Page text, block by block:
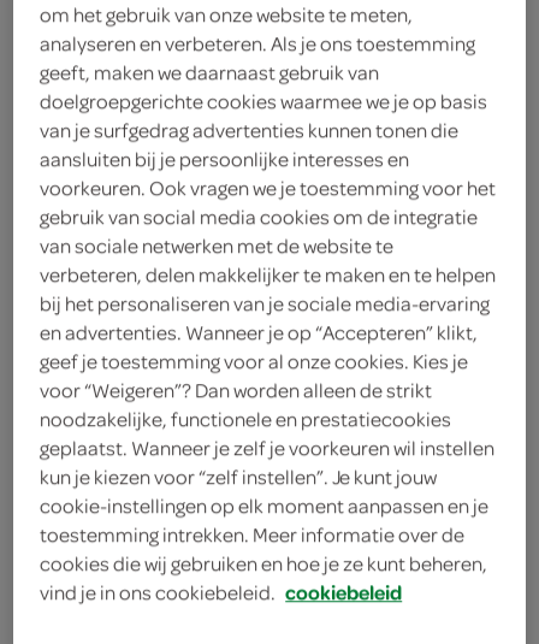
Conimex soep Tom Kha
Kai
Conimex
570 Milliliter
Let op: aanbiedingen zijn niet zichtbaar bij de
producten, maar worden wél automatisch
verwerkt in de winkelmand.
de Oosterse keuken thuis‎
deze Tom Kha Kai van Conimex is een licht
pittige Thaise kippensoep
bereid met kokosmelk, rode paprika, lente-ui en
geurige smaakmakers zoals gember en
om het gebruik van onze website te meten,
analyseren en verbeteren. Als je ons toestemming
geeft, maken we daarnaast gebruik van
doelgroepgerichte cookies waarmee we je op basis
van je surfgedrag advertenties kunnen tonen die
aansluiten bij je persoonlijke interesses en
voorkeuren. Ook vragen we je toestemming voor het
gebruik van social media cookies om de integratie
van sociale netwerken met de website te
verbeteren, delen makkelijker te maken en te helpen
bij het personaliseren van je sociale media-ervaring
en advertenties. Wanneer je op “Accepteren” klikt,
geef je toestemming voor al onze cookies. Kies je
voor “Weigeren”? Dan worden alleen de strikt
noodzakelijke, functionele en prestatiecookies
geplaatst. Wanneer je zelf je voorkeuren wil instellen
kun je kiezen voor “zelf instellen”. Je kunt jouw
cookie-instellingen op elk moment aanpassen en je
toestemming intrekken. Meer informatie over de
cookies die wij gebruiken en hoe je ze kunt beheren,
vind je in ons cookiebeleid. cookiebeleid